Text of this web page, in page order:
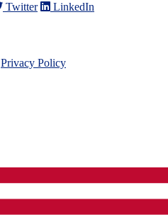
Twitter LinkedIn
Privacy Policy